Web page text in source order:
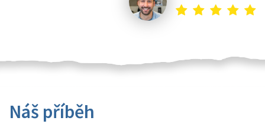
Náš příběh